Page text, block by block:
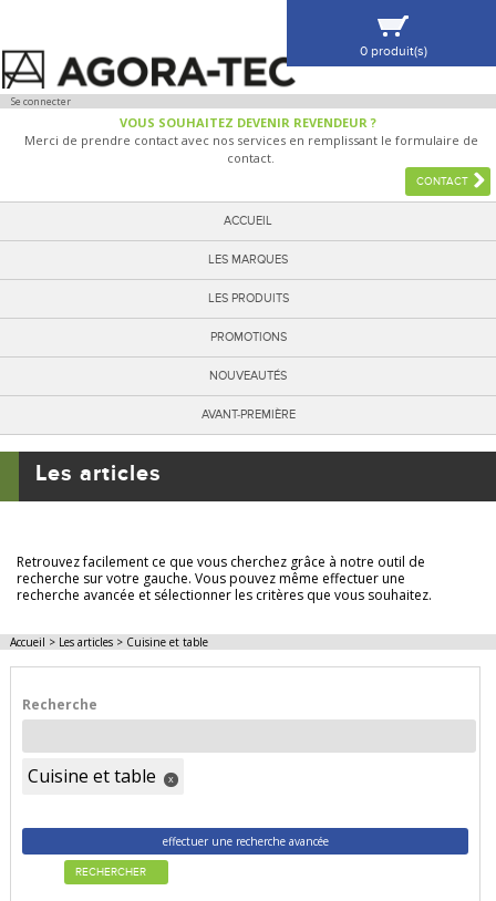
Se connecter
VOUS SOUHAITEZ DEVENIR REVENDEUR ?
Merci de prendre contact avec nos services en remplissant le formulaire de
contact.
CONTACT
ACCUEIL
LES MARQUES
LES PRODUITS
PROMOTIONS
NOUVEAUTÉS
AVANT-PREMIÈRE
0 produit(s)
VOIR MA SÉLECTION
Les articles
Retrouvez facilement ce que vous cherchez grâce à notre outil de
recherche sur votre gauche. Vous pouvez même effectuer une
recherche avancée et sélectionner les critères que vous souhaitez.
Accueil > Les articles> Cuisine et table
Recherche
Cuisine et table x
effectuer une recherche avancée
RECHERCHER